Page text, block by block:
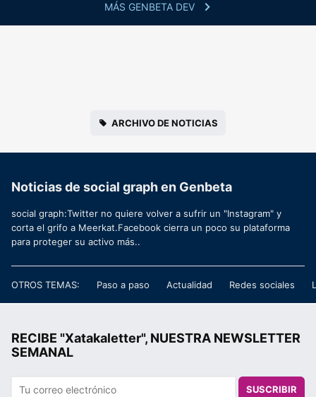
MÁS GENBETA DEV
ARCHIVO DE NOTICIAS
Noticias de social graph en Genbeta
social graph:Twitter no quiere volver a sufrir un "Instagram" y
corta el grifo a Meerkat.Facebook cierra un poco su plataforma
para proteger su activo más..
OTROS TEMAS: Paso a paso Actualidad Redes sociales
RECIBE "Xatakaletter", NUESTRA NEWSLETTER
SEMANAL
SUSCRIBIR